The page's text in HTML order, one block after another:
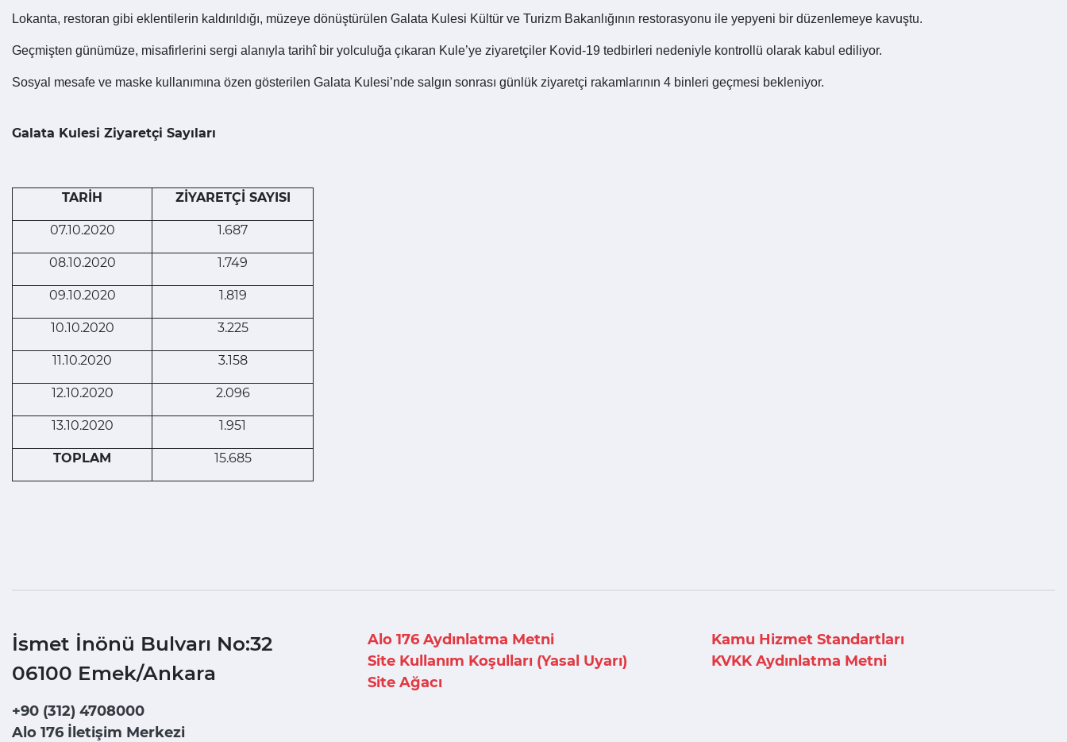
Lokanta, restoran gibi eklentilerin kaldırıldığı, müzeye dönüştürülen Galata Kulesi Kültür ve Turizm Bakanlığının restorasyonu ile yepyeni bir düzenlemeye kavuştu.
Geçmişten günümüze, misafirlerini sergi alanıyla tarihî bir yolculuğa çıkaran Kule’ye ziyaretçiler Kovid-19 tedbirleri nedeniyle kontrollü olarak kabul ediliyor.
Sosyal mesafe ve maske kullanımına özen gösterilen Galata Kulesi’nde salgın sonrası günlük ziyaretçi rakamlarının 4 binleri geçmesi bekleniyor.
Galata Kulesi Ziyaretçi Sayıları
TARİH ZİYARETÇİ SAYISI
07.10.2020 1.687
08.10.2020 1.749
09.10.2020 1.819
10.10.2020 3.225
11.10.2020 3.158
12.10.2020 2.096
13.10.2020 1.951
TOPLAM 15.685
İsmet İnönü Bulvarı No:32
06100 Emek/Ankara
+90 (312) 4708000
Alo 176 İletişim Merkezi
Alo 176 Aydınlatma Metni
Kamu Hizmet Standartları
Site Kullanım Koşulları (Yasal Uyarı)
KVKK Aydınlatma Metni
Site Ağacı